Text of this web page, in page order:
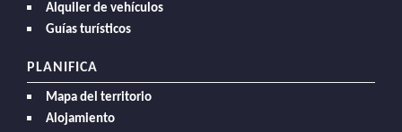
Alquiler de vehículos
Guías turísticos
PLANIFICA
Mapa del territorio
Alojamiento